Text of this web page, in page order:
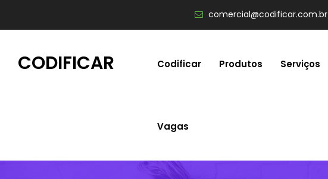
comercial@codificar.com.br
CODIFICAR Codificar Produtos Serviços
Vagas